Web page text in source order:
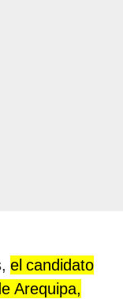
el candidato
Arequipa,